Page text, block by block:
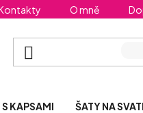
O mně
KAPSAMI ŠATY NA